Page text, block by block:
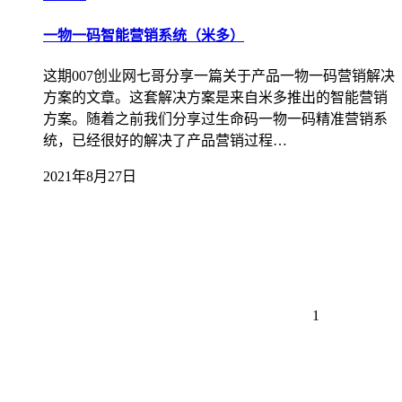
一物一码智能营销系统（米多）
这期007创业网七哥分享一篇关于产品一物一码营销解决
方案的文章。这套解决方案是来自米多推出的智能营销
方案。随着之前我们分享过生命码一物一码精准营销系
统，已经很好的解决了产品营销过程…
2021年8月27日
1